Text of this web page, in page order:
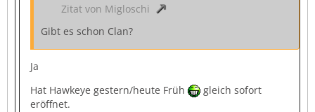
Zitat von Migloschi
Gibt es schon Clan?
Ja
Hat Hawkeye gestern/heute Früh
gleich sofort
eröffnet.